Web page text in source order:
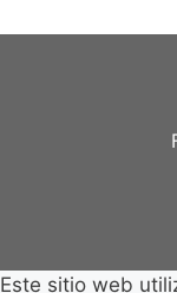
Este sitio web